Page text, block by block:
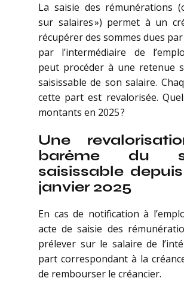
La saisie des rémunérations
sur salaires ») permet à un
récupérer des sommes dues
par l’intermédiaire de
peut procéder à une retenue
saisissable de son salaire.
cette part est revalorisée.
montants en 2025 ?
Une
barème du
saisissable
janvier 2025
En cas de notification à
acte de saisie des
prélever sur le salaire de
part correspondant à la
de rembourser le créancier.